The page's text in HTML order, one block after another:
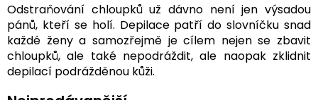
Odstraňování chloupků už dávno není jen výsadou
pánů, kteří se holí. Depilace patří do slovníčku snad
každé ženy a samozřejmě je cílem nejen se zbavit
chloupků, ale také nepodráždit, ale naopak zklidnit
depilací podrážděnou kůži.